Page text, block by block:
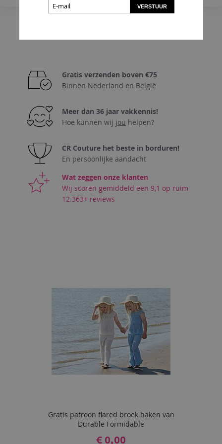
In Winkelmand
VOEG
Gratis verzenden boven €75
Binnen Nederland en België
Meer dan 36 jaar vakkennis!
Hoe kunnen wij jou helpen?
CR Couture het beste in borduren!
En persoonlijke aandacht
Wat zeggen onze klanten
Wij scoren gemiddeld een 9,1 op ruim
12.363+ reviews
Gratis patroon flared broek haken van
Durable Formidable
€ 0,00
VERSTUUR